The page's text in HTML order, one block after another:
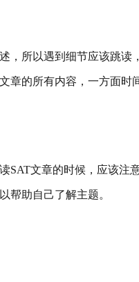
所以遇到细节应该跳读
章的所有内容，一方面时
SAT文章的时候，应该注
帮助自己了解主题。